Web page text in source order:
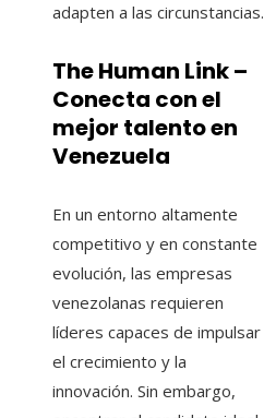
adapten a las circunstancias.
The Human Link –
Conecta con el
mejor talento en
Venezuela
En un entorno altamente
competitivo y en constante
evolución, las empresas
venezolanas requieren
líderes capaces de impulsar
el crecimiento y la
innovación. Sin embargo,